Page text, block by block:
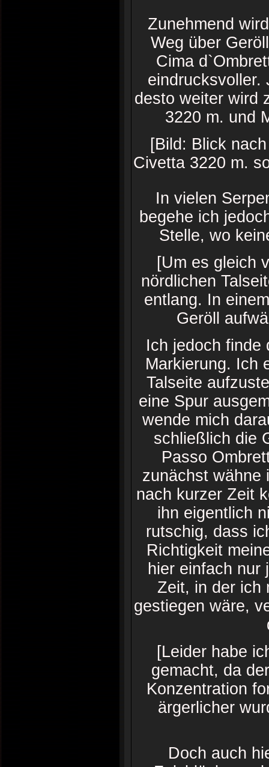
Zunehmend
Weg über
Cima
eindrucksvoller.
desto weiter wird
3220 m. und
[Bild: Blick
Civetta 3220 m.
In vielen
begehe ich
Stelle, wo
[Um es gleich
nördlichen
entlang. In
Geröll
Ich jedoch finde
Markierung. Ich
Talseite
eine Spur
wende mich
schließlich die
Passo
zunächst wähne
nach kurzer Zeit
ihn eigentlich
rutschig, dass
Richtigkeit
hier einfach nur
Zeit, in der ich
gestiegen wäre,
[Leider habe
gemacht, da
Konzentration
ärgerlicher
Doch auch